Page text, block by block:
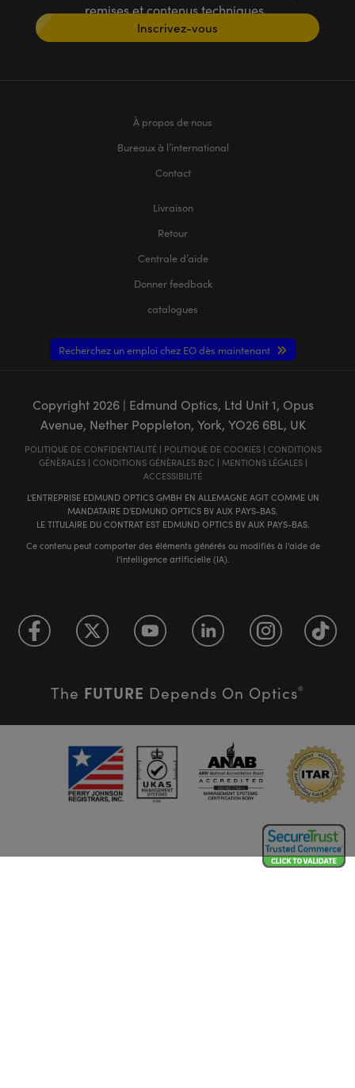
remises et contenus techniques
Inscrivez-vous
À propos de nous
Bureaux à l’international
Contact
Livraison
Retour
Centrale d’aide
Donner feedback
catalogues
Recherchez un emploi chez EO dès maintenant
Copyright 2026| Edmund Optics, Ltd Unit 1, Opus
Avenue, Nether Poppleton, York, YO26 6BL, UK
POLITIQUE DE CONFIDENTIALITÉ| POLITIQUE DE COOKIES| CONDITIONS
GÉNÈRALES| CONDITIONS GÉNÈRALES B2C | MENTIONS LÉGALES|
ACCESSIBILITÉ
L'ENTREPRISE EDMUND OPTICS GMBH EN ALLEMAGNE AGIT COMME UN
MANDATAIRE D'EDMUND OPTICS BV AUX PAYS-BAS.
LE TITULAIRE DU CONTRAT EST EDMUND OPTICS BV AUX PAYS-BAS.
Ce contenu peut comporter des éléments générés ou modifiés à l'aide de
l'intelligence artificielle (IA).
The FUTURE Depends On Optics®